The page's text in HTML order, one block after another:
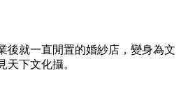
後就一直閒置的婚紗店，變身為文
天下文化攝。